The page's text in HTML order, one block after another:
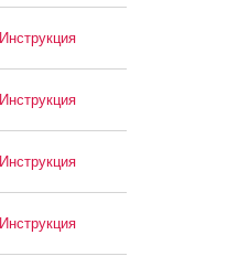
Инструкция
Инструкция
Инструкция
Инструкция